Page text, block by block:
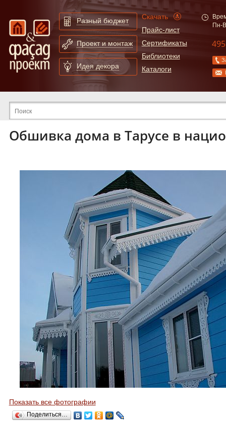
Разный бюджет
Проект и монтаж
Идея декора
Скачать
Прайс-лист
Сертификаты
Библиотеки
Каталоги
Пн-
Обшивка дома в Тарусе в
Показать все фотографии
Поделиться…